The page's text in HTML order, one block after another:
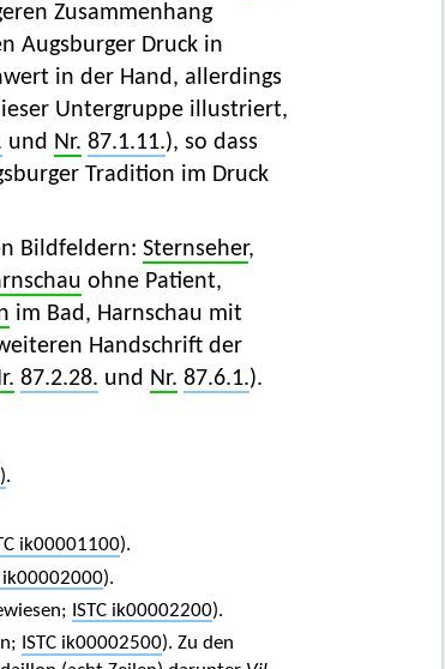
Zusammenhang
Augsburger Druck in
in der Hand, allerdings
Untergruppe illustriert,
und Nr. 87.1.11.), so dass
Tradition im Druck
Bildfeldern: Sternseher,
ohne Patient,
im Bad, Harnschau mit
Handschrift der
87.2.28. und Nr. 87.6.1.).
.
ik00001100).
ik00002000).
ISTC ik00002200).
ISTC ik00002500). Zu den